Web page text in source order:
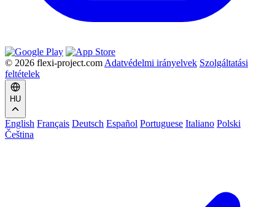
© 2026 flexi-project.com Adatvédelmi irányelvek Szolgáltatási
feltételek
HU
English Français Deutsch Español Portuguese Italiano Polski
Čeština